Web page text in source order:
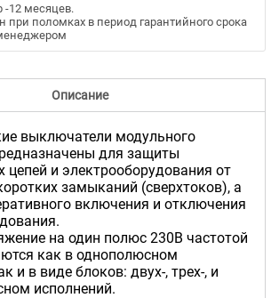
-12 месяцев.
при поломках в период гарантийного срока
Описание
выключатели модульного
для защиты
цепей и электрооборудования от
замыканий (сверхтоков), а
включения и отключения
на один полюс 230В частотой
как в однополюсном
и в виде блоков: двух-, трех-, и
исполнений.